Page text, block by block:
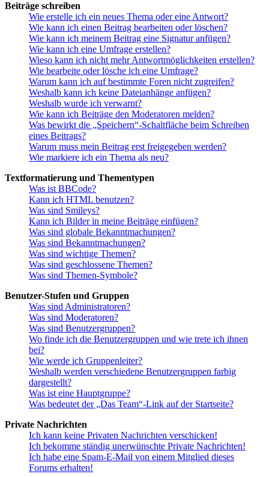
Beiträge schreiben
Wie erstelle ich ein neues Thema oder eine Antwort?
Wie kann ich einen Beitrag bearbeiten oder löschen?
Wie kann ich meinem Beitrag eine Signatur anfügen?
Wie kann ich eine Umfrage erstellen?
Wieso kann ich nicht mehr Antwortmöglichkeiten erstellen?
Wie bearbeite oder lösche ich eine Umfrage?
Warum kann ich auf bestimmte Foren nicht zugreifen?
Weshalb kann ich keine Dateianhänge anfügen?
Weshalb wurde ich verwarnt?
Wie kann ich Beiträge den Moderatoren melden?
Was bewirkt die „Speichern“-Schaltfläche beim Schreiben
eines Beitrags?
Warum muss mein Beitrag erst freigegeben werden?
Wie markiere ich ein Thema als neu?
Textformatierung und Thementypen
Was ist BBCode?
Kann ich HTML benutzen?
Was sind Smileys?
Kann ich Bilder in meine Beiträge einfügen?
Was sind globale Bekanntmachungen?
Was sind Bekanntmachungen?
Was sind wichtige Themen?
Was sind geschlossene Themen?
Was sind Themen-Symbole?
Benutzer-Stufen und Gruppen
Was sind Administratoren?
Was sind Moderatoren?
Was sind Benutzergruppen?
Wo finde ich die Benutzergruppen und wie trete ich ihnen
bei?
Wie werde ich Gruppenleiter?
Weshalb werden verschiedene Benutzergruppen farbig
dargestellt?
Was ist eine Hauptgruppe?
Was bedeutet der „Das Team“-Link auf der Startseite?
Private Nachrichten
Ich kann keine Privaten Nachrichten verschicken!
Ich bekomme ständig unerwünschte Private Nachrichten!
Ich habe eine Spam-E-Mail von einem Mitglied dieses
Forums erhalten!